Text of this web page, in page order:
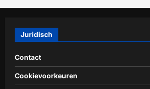
Juridisch
Contact
Cookievoorkeuren